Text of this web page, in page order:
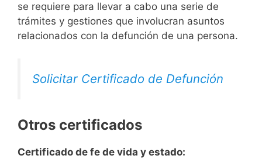
se requiere para llevar a cabo una serie de
trámites y gestiones que involucran asuntos
relacionados con la defunción de una persona.
Solicitar Certificado de Defunción
Otros certificados
Certificado de fe de vida y estado: